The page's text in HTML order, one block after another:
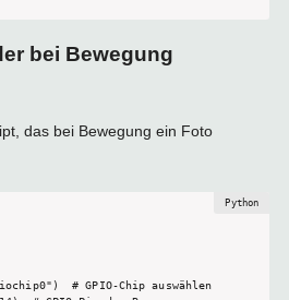
bei Bewegung
das bei Bewegung ein Foto
# GPIO-Chip auswählen